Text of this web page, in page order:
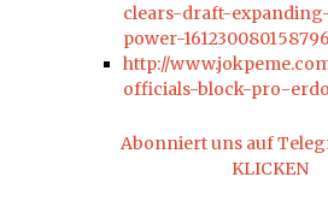
clears-draft-
power-
http://
officials-block-pro-
Abonniert uns auf
KLICKEN